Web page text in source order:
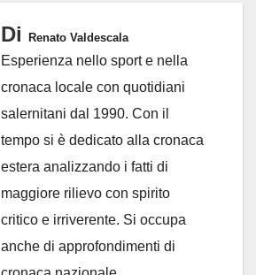
Di Renato Valdescala
Esperienza nello sport e nella
cronaca locale con quotidiani
salernitani dal 1990. Con il
tempo si è dedicato alla cronaca
estera analizzando i fatti di
maggiore rilievo con spirito
critico e irriverente. Si occupa
anche di approfondimenti di